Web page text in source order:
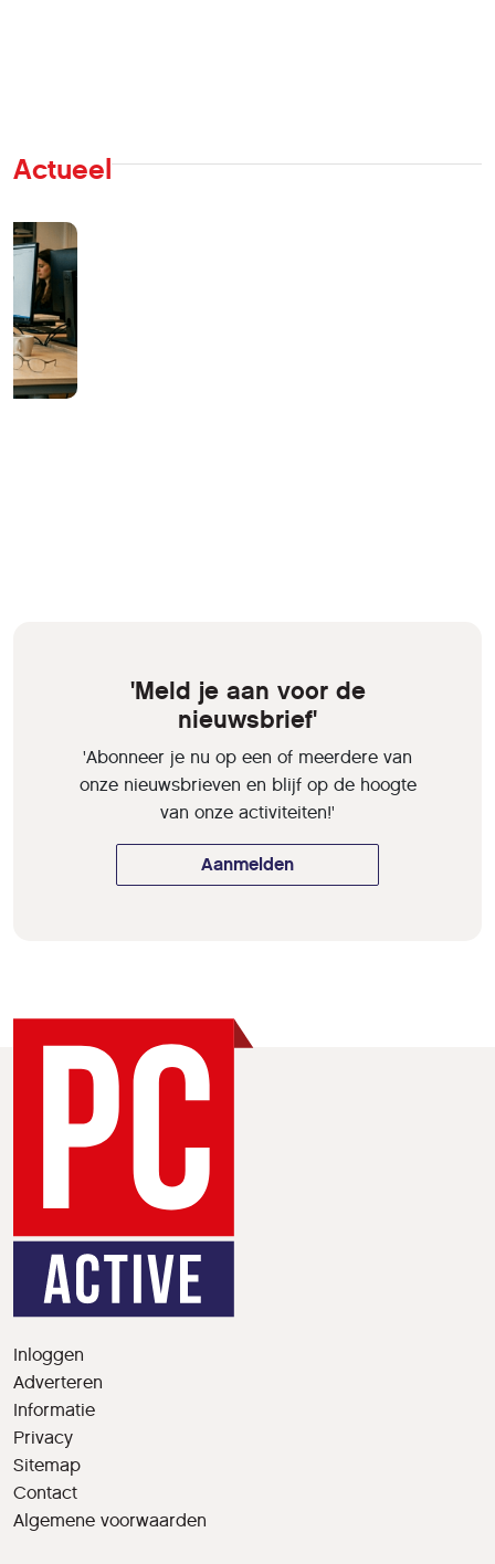
Actueel
'Meld je aan voor de
nieuwsbrief'
'Abonneer je nu op een of meerdere van
onze nieuwsbrieven en blijf op de hoogte
van onze activiteiten!'
Aanmelden
Inloggen
Adverteren
Informatie
Privacy
Sitemap
Contact
Algemene voorwaarden